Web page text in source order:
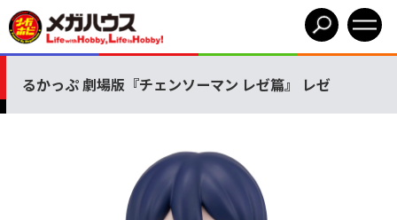
るかっぷ 劇場版『チェンソーマン レゼ篇』 レゼ